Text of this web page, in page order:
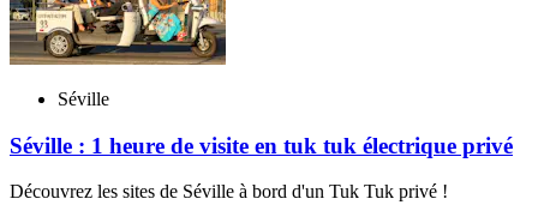
Séville
Séville : 1 heure de visite en tuk tuk électrique privé
Découvrez les sites de Séville à bord d'un Tuk Tuk privé !